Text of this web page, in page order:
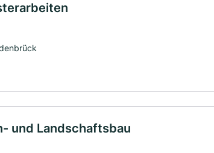
und Landschaftsbau